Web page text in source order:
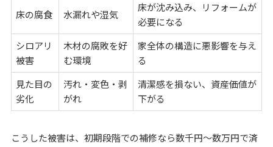
床の腐食 水漏れや湿気
床が沈み込み、リフォームが
必要になる
シロアリ
被害
木材の腐敗を好
む環境
家全体の構造に悪影響を与え
る
見た目の
劣化
汚れ・変色・剥
がれ
清潔感を損ない、資産価値が
下がる
こうした被害は、初期段階での補修なら数千円〜数万円で済